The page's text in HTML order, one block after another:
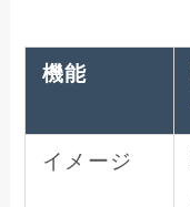
機能
イメージ